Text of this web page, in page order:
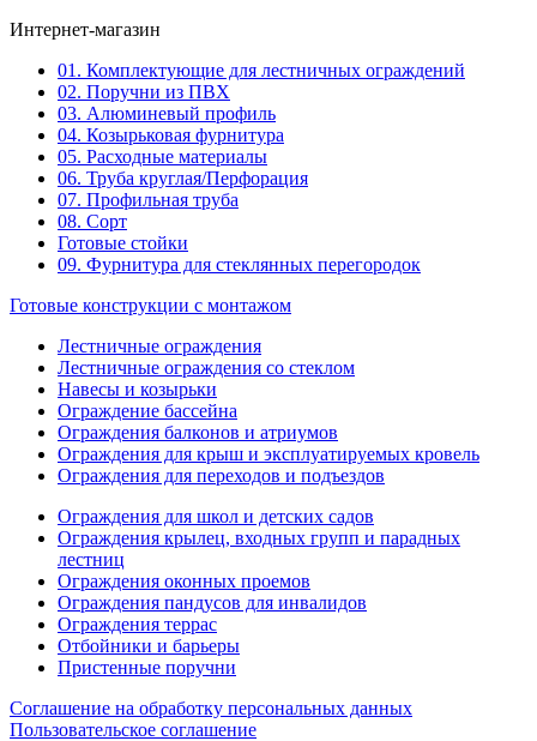
Интернет-магазин
01. Комплектующие для лестничных ограждений
02. Поручни из ПВХ
03. Алюминевый профиль
04. Козырьковая фурнитура
05. Расходные материалы
06. Труба круглая/Перфорация
07. Профильная труба
08. Сорт
Готовые стойки
09. Фурнитура для стеклянных перегородок
Готовые конструкции с монтажом
Лестничные ограждения
Лестничные ограждения со стеклом
Навесы и козырьки
Ограждение бассейна
Ограждения балконов и атриумов
Ограждения для крыш и эксплуатируемых кровель
Ограждения для переходов и подъездов
Ограждения для школ и детских садов
Ограждения крылец, входных групп и парадных
лестниц
Ограждения оконных проемов
Ограждения пандусов для инвалидов
Ограждения террас
Отбойники и барьеры
Пристенные поручни
Соглашение на обработку персональных данных
Пользовательское соглашение